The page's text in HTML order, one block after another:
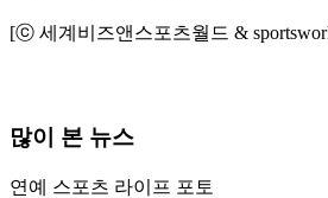
[ⓒ 세계비즈앤스포츠월드 &
많이 본 뉴스
연예 스포츠 라이프 포토